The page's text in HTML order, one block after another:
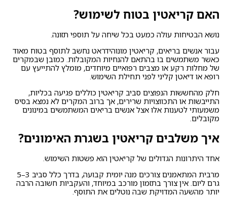
האם קריאטין בטוח לשימוש?
נושא הבטיחות עולה כמעט בכל שיחה על תוספי תזונה.
עבור אנשים בריאים, קריאטין מונוהידראט נחשב לתוסף בטוח מאוד
כאשר משתמשים בו בהתאם להנחיות המקובלות. כמובן שבמקרים
של מחלות רקע או מצבים רפואיים מיוחדים, מומלץ להתייעץ עם
רופא או דיאטן קליני לפני תחילת השימוש.
חלק מהחששות הנפוצים סביב קריאטין כוללים פגיעה בכליות,
התייבשות או התכווצויות שרירים, אך ברוב המקרים לא נמצא בסיס
משמעותי לטענות אלו אצל אנשים בריאים המשתמשים במינונים
מקובלים.
איך משלבים קריאטין בשגרת האימונים?
אחד היתרונות הגדולים של קריאטין הוא פשטות השימוש.
מרבית המתאמנים צורכים מנה יומית קבועה, בדרך כלל סביב 3–5
גרם ליום. אין צורך בתזמון מורכב במיוחד, והעקביות חשובה הרבה
יותר מהשעה המדויקת שבה נוטלים את התוסף.